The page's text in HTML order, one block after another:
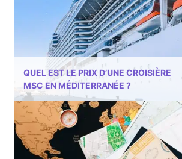
QUEL EST LE PRIX D’UNE CROISIÈRE
MSC EN MÉDITERRANÉE ?